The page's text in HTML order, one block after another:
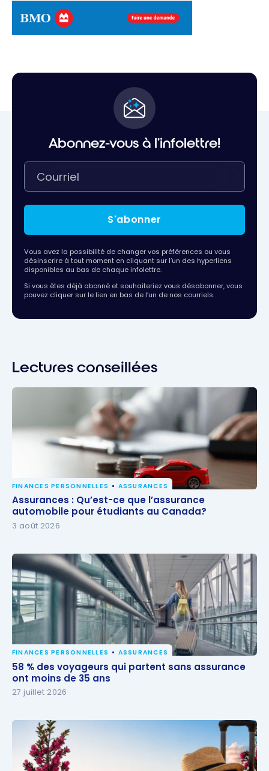
Abonnez-vous à l'infolettre!
S'abonner
Vous avez la possibilité de changer vos préférences ou vous
désinscrire à tout moment en cliquant sur l’un des hyperliens
disponibles au bas de chaque infolettre.
Si vous êtes déjà abonné et souhaiteriez vous désabonner, vous
pouvez cliquer sur le lien en bas de l’un de nos courriels.
Lectures conseillées
Assurances : Qu’est-ce que l’assurance automobile
pour étudiants au Canada?
FINANCES PERSONNELLES ASSURANCES
Assurances : Qu’est-ce que l’assurance
automobile pour étudiants au Canada?
3 août 2026
58 % des voyageurs qui partent sans assurance ont
moins de 35 ans
FINANCES PERSONNELLES ASSURANCES
58 % des voyageurs qui partent sans assurance
ont moins de 35 ans
27 juillet 2026